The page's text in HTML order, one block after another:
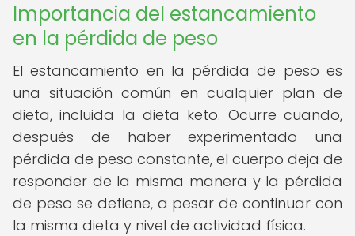
Importancia del estancamiento
en la pérdida de peso
El estancamiento en la pérdida de peso es
una situación común en cualquier plan de
dieta, incluida la dieta keto. Ocurre cuando,
después de haber experimentado una
pérdida de peso constante, el cuerpo deja de
responder de la misma manera y la pérdida
de peso se detiene, a pesar de continuar con
la misma dieta y nivel de actividad física.